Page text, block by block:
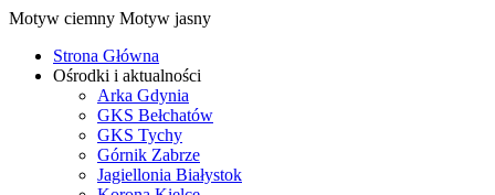
Motyw ciemny Motyw jasny
Strona Główna
Ośrodki i aktualności
Arka Gdynia
GKS Bełchatów
GKS Tychy
Górnik Zabrze
Jagiellonia Białystok